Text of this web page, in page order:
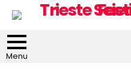
Menu